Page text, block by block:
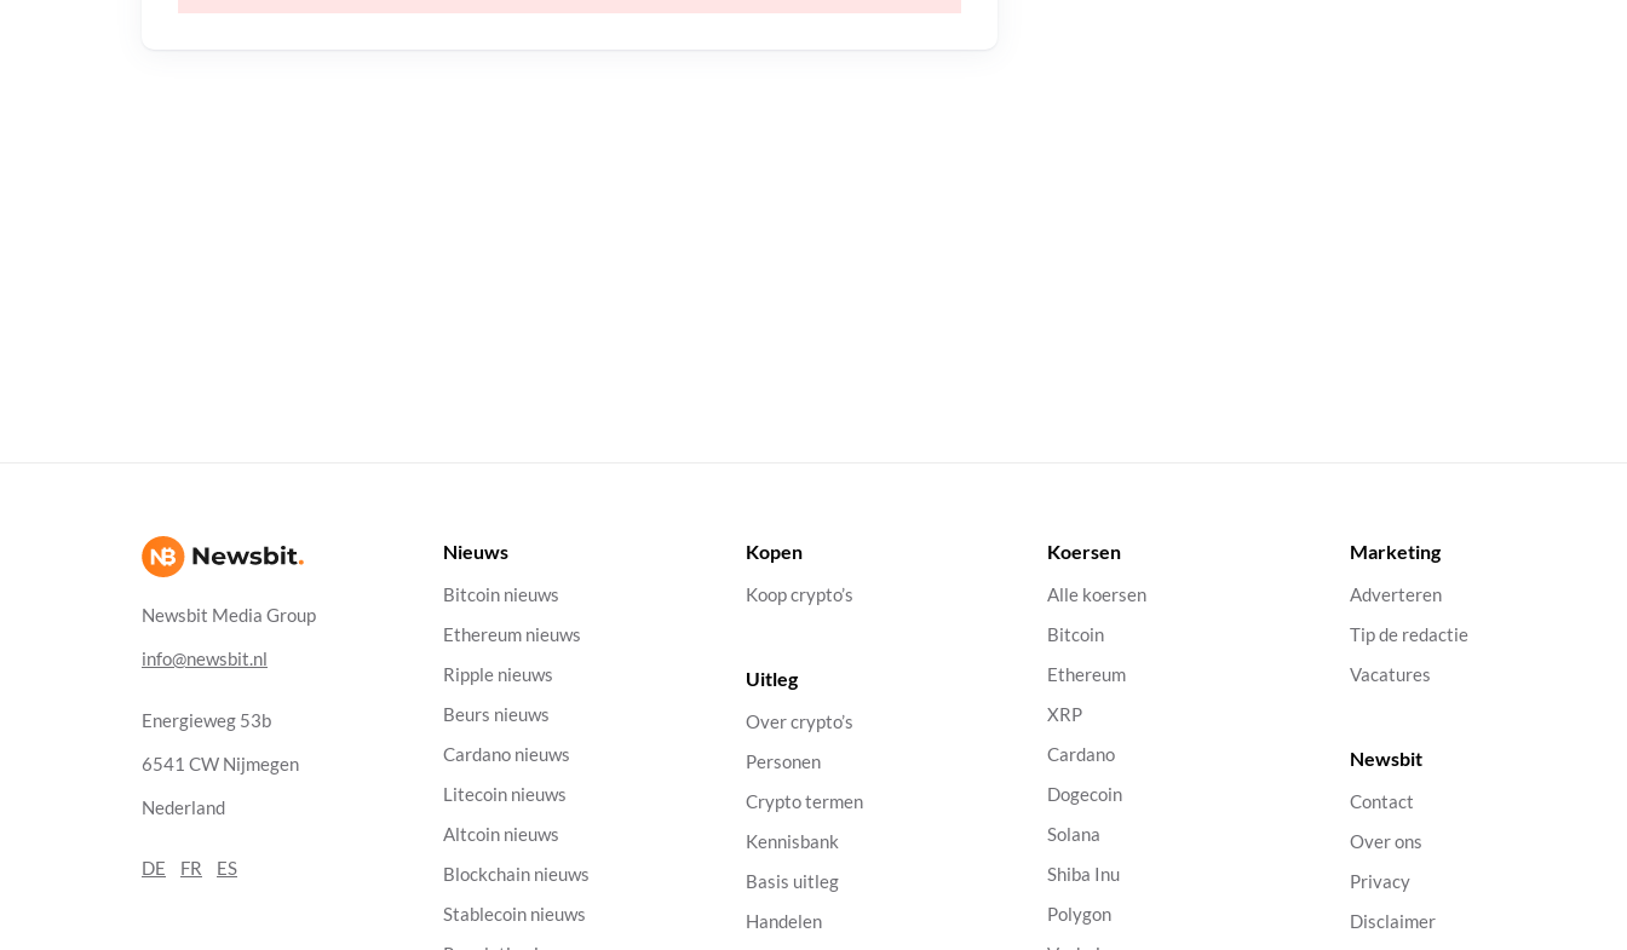
Newsbit Media Group
info@newsbit.nl
Energieweg 53b
6541 CW Nijmegen
Nederland
DE FR ES
Nieuws
Bitcoin nieuws
Ethereum nieuws
Ripple nieuws
Beurs nieuws
Cardano nieuws
Litecoin nieuws
Altcoin nieuws
Blockchain nieuws
Stablecoin nieuws
Kopen
Koop crypto’s
Uitleg
Over crypto’s
Personen
Crypto termen
Kennisbank
Basis uitleg
Handelen
Koersen
Alle koersen
Bitcoin
Ethereum
XRP
Cardano
Dogecoin
Solana
Shiba Inu
Polygon
Marketing
Adverteren
Tip de redactie
Vacatures
Newsbit
Contact
Over ons
Privacy
Disclaimer